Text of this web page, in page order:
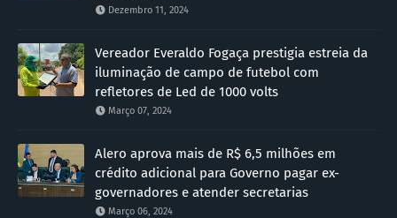
Dezembro 11, 2024
Vereador Everaldo Fogaça prestigia estreia da
iluminação de campo de futebol com
refletores de Led de 1000 volts
Março 07, 2024
Alero aprova mais de R$ 6,5 milhões em
crédito adicional para Governo pagar ex-
governadores e atender secretarias
Março 06, 2024